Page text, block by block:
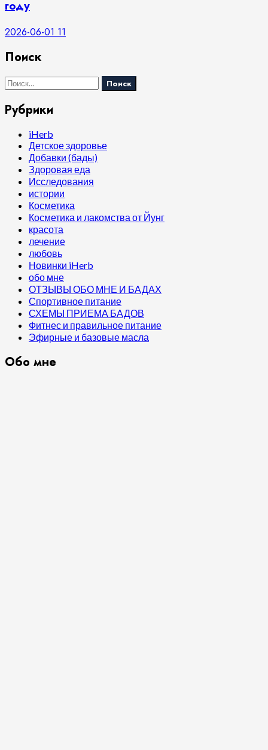
году
2026-06-01 11
Поиск
Найти:
Рубрики
iHerb
Детское здоровье
Добавки (бады)
Здоровая еда
Исследования
истории
Косметика
Косметика и лакомства от Йунг
красота
лечение
любовь
Новинки iHerb
обо мне
ОТЗЫВЫ ОБО МНЕ И БАДАХ
Спортивное питание
СХЕМЫ ПРИЕМА БАДОВ
Фитнес и правильное питание
Эфирные и базовые масла
Обо мне